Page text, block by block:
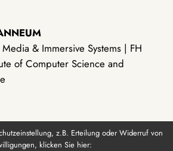
& Immersive Systems | FH
of Computer Science and
z.B. Erteilung oder Widerruf von
klicken Sie hier: